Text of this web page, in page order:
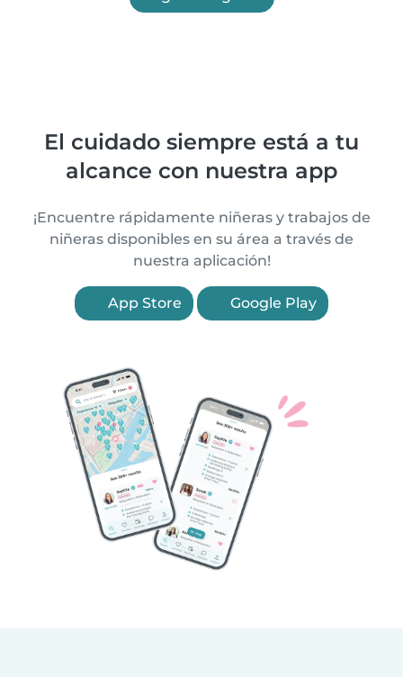
El cuidado siempre está a tu
alcance con nuestra app
¡Encuentre rápidamente niñeras y trabajos de
niñeras disponibles en su área a través de
nuestra aplicación!
App Store Google Play